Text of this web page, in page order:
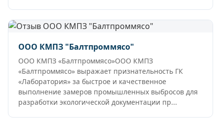
ООО КМПЗ "Балтпроммясо"
ООО КМПЗ «Балтпроммясо»ООО КМПЗ
«Балтпроммясо» выражает признательность ГК
«Лаборатория» за быстрое и качественное
выполнение замеров промышленных выбросов для
разработки экологической документации пр...